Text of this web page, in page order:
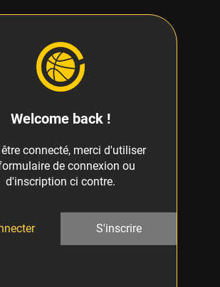
Welcome back !
connecté, merci d'utiliser
de connexion ou
d'inscription ci contre.
S'inscrire